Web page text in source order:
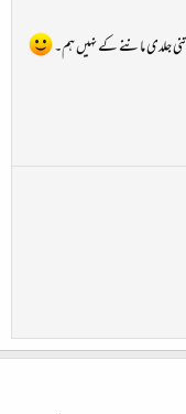
اتنی جلدی ماننے کے نہیں ہم۔